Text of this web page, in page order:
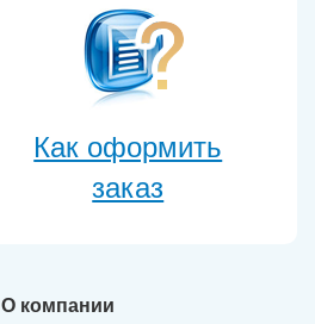
Как оформить
заказ
О компании